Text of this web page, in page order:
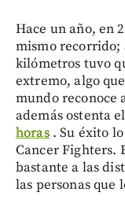
Hace un año, en
mismo recorrido;
kilómetros tuvo
extremo, algo
mundo reconoce
además ostenta el
horas. Su éxito
Cancer Fighters.
bastante a las
las personas que